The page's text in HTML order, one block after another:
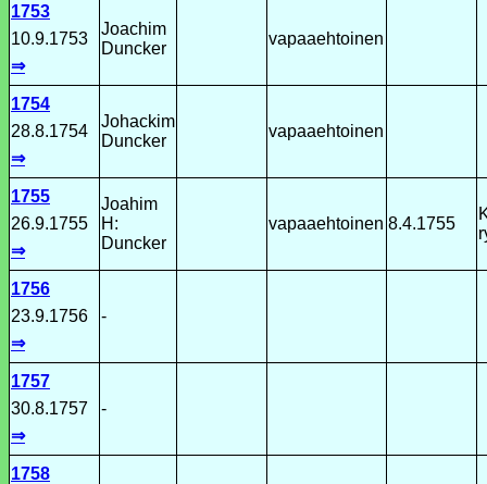
1753
10.9.1753
⇒
Joachim
Duncker
vapaaehtoinen
1754
28.8.1754
⇒
Johackim
Duncker
vapaaehtoinen
1755
26.9.1755
⇒
Joahim
H:
Duncker
vapaaehtoinen 8.4.1755
1756
23.9.1756
⇒
-
1757
30.8.1757
⇒
-
1758